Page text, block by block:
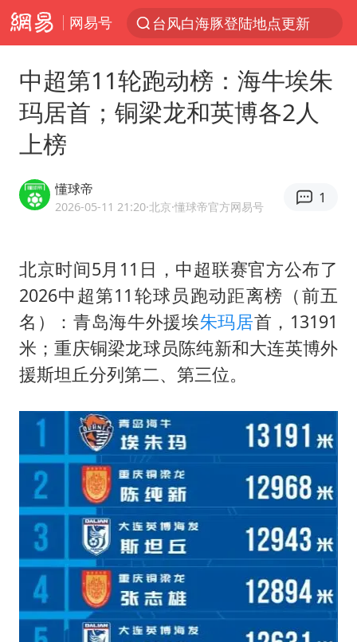
网易号
台风白海豚登陆地点更新
看守所辅警收受10万获刑1年
多地要求领导干部带头休假
中方回应是否在太平洋海底开采稀土
27岁女子成组织卖淫集团主犯被通缉
法国将禁止“未经同意的电话营销”
80后女柜员逆袭成4200亿银行副行长
宇树科技 打新
今年已有4位周星驰电影配角去世
房主任回应争议
把党建设得更加坚强有力
41岁女子为鼓励女儿考上985研究生
奋进开新局 实干挑大梁
中超第11轮跑动榜：海牛埃朱
玛居首；铜梁龙和英博各2人
上榜
懂球帝
2026-05-11 21:20·北京·懂球帝官方网易号
1
北京时间5月11日，中超联赛官方公布了
2026中超第11轮球员跑动距离榜（前五
名）：青岛海牛外援埃朱玛居首，13191
米；重庆铜梁龙球员陈纯新和大连英博外
援斯坦丘分列第二、第三位。